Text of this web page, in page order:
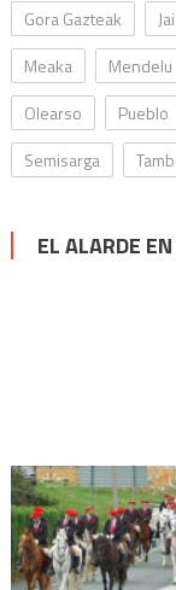
Gora Gazteak
Meaka
Mendelu
Olearso
Pueblo
Semisarga
EL ALARDE